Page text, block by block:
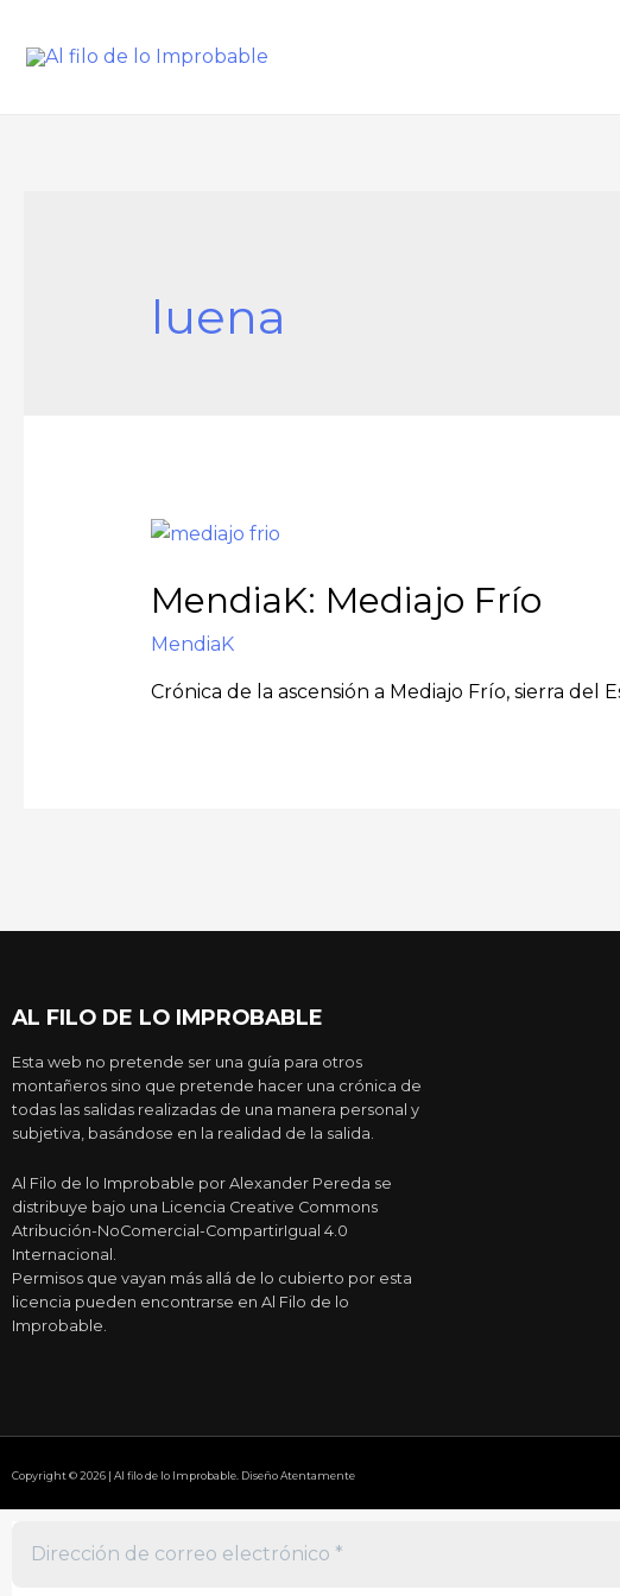
luena
MendiaK: Mediajo Frío
MendiaK
Crónica de la ascensión a Mediajo Frío, sierra del
AL FILO DE LO IMPROBABLE
Esta web no pretende ser una guía para otros
montañeros sino que pretende hacer una crónica de
todas las salidas realizadas de una manera personal y
subjetiva, basándose en la realidad de la salida.
Al Filo de lo Improbable por Alexander Pereda se
distribuye bajo una Licencia Creative Commons
Atribución-NoComercial-CompartirIgual 4.0
Internacional.
Permisos que vayan más allá de lo cubierto por esta
licencia pueden encontrarse en Al Filo de lo
Improbable.
Copyright © 2026 | Al filo de lo Improbable. Diseño Atentamente